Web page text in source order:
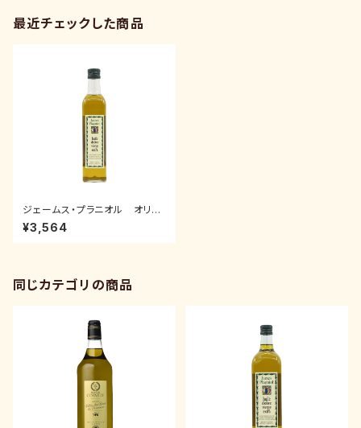
最近チェックした商品
ジェームス・プラニオル オリー
ブオイル エキストラバージン 5
00ml
¥3,564
同じカテゴリの商品